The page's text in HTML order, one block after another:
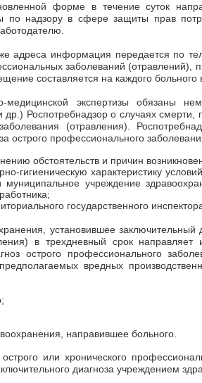
форме в течение суток
по надзору в сфере защиты прав
адреса информация передается по
заболеваний (отравлений),
составляется на каждого больного
медицинской экспертизы обязаны
др.) Роспотребнадзор о случаях
(отравления).
острого профессионального
обстоятельств и причин
гигиеническую характеристику
муниципальное учреждение
государственного
установившее заключительный
в трехдневный срок направляет
острого профессионального
вредных
направившее больного.
или хронического
диагноза учреждением